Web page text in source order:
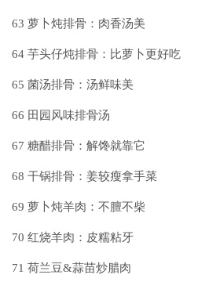
63 萝卜炖排骨：肉香汤美
64 芋头仔炖排骨：比萝卜更好吃
65 菌汤排骨：汤鲜味美
66 田园风味排骨汤
67 糖醋排骨：解馋就靠它
68 干锅排骨：姜较瘦拿手菜
69 萝卜炖羊肉：不膻不柴
70 红烧羊肉：皮糯粘牙
71 荷兰豆&蒜苗炒腊肉